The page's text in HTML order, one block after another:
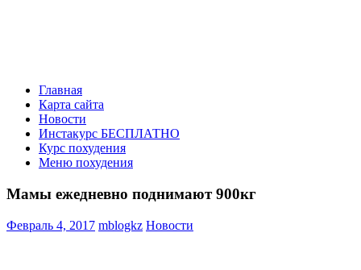
Главная
Карта сайта
Новости
Инстакурс БЕСПЛАТНО
Курс похудения
Меню похудения
Мамы ежедневно поднимают 900кг
Февраль 4, 2017 mblogkz Новости